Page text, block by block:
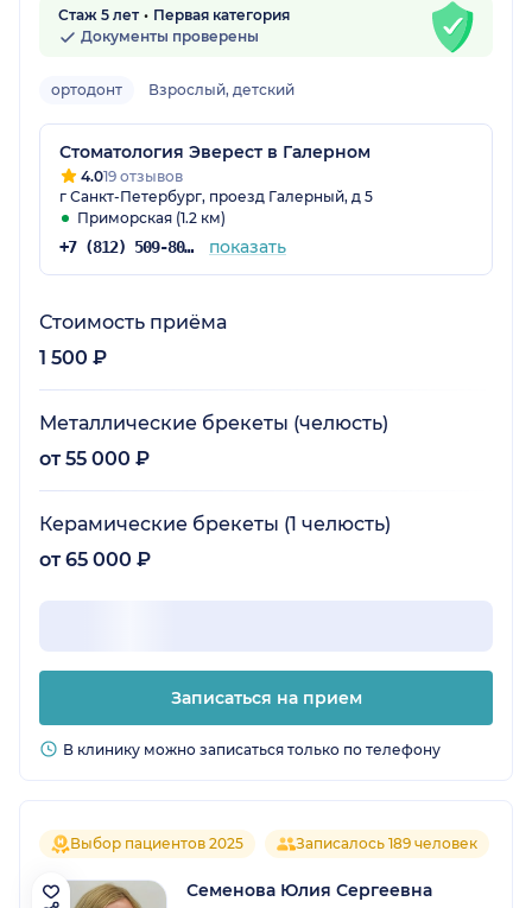
Стаж 5 лет
Первая категория
Документы проверены
ортодонт Взрослый, детский
Стоматология Эверест в Галерном
4.019 отзывов
г Санкт-Петербург, проезд Галерный, д 5
Приморская (1.2 км)
+7 (812) 509-80-04 показать
Стоимость приёма
1 500 ₽
Металлические брекеты (челюсть)
от 55 000 ₽
Керамические брекеты (1 челюсть)
от 65 000 ₽
Записаться на прием
В клинику можно записаться только по телефону
Выбор пациентов 2025 Записалось 189 человек
Семенова Юлия Сергеевна